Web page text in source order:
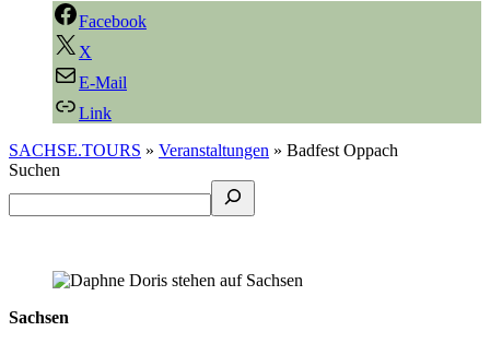
Facebook
X
E-Mail
Link
SACHSE.TOURS » Veranstaltungen » Badfest Oppach
Suchen
Sachsen